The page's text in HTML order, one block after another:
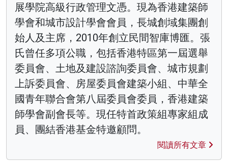
展學院高級行政管理文憑。現為香港建築師
學會和城市設計學會會員，長城創域集團創
始人及主席，2010年創立民間智庫博匯。張
氏曾任多項公職，包括香港特區第一屆選舉
委員會、土地及建設諮詢委員會、城市規劃
上訴委員會、房屋委員會建築小組、中華全
國青年聯合會第八屆委員會委員，香港建築
師學會副會長等。現任特首政策組專家組成
員、團結香港基金特邀顧問。
閱讀所有文章